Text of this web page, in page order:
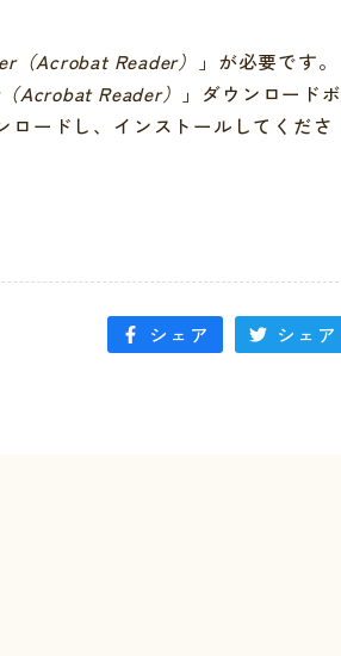
（Acrobat Reader）
」が必要です。
Acrobat Reader）
」ダウンロードボ
ードし、インストールしてくださ
シェア シェア